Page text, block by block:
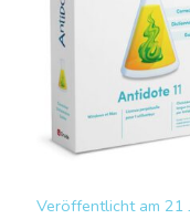
Veröffentlicht am 21